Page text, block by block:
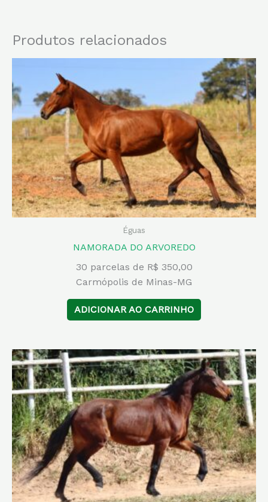
Produtos relacionados
Éguas
NAMORADA DO ARVOREDO
30 parcelas de R$ 350,00
Carmópolis de Minas-MG
ADICIONAR AO CARRINHO